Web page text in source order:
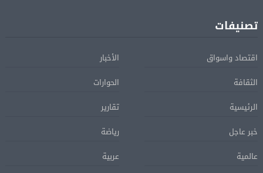
تصنيفات
اقتصاد واسواق
الأخبار
الثقافة
الحوارات
الرئيسية
تقارير
خبر عاجل
رياضة
عالمية
عربية